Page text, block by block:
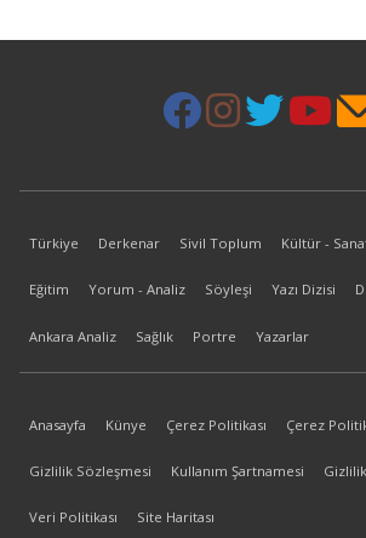
Türkiye Derkenar Sivil Toplum Kültür -
Eğitim Yorum - Analiz Söyleşi Yazı Dizisi
Ankara Analiz Sağlık Portre Yazarlar
Anasayfa Künye Çerez Politikası Çerez
Gizlilik Sözleşmesi Kullanım Şartnamesi
Veri Politikası Site Haritası